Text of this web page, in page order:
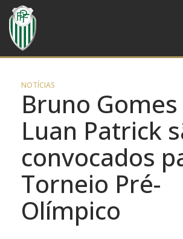
NOTÍCIAS
Bruno Gomes
Luan Patrick
convocados
Torneio Pré-
Olímpico